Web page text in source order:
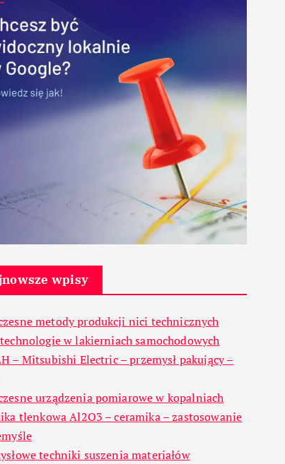
wpisy
metody produkcji nici technicznych
w lakierniach samochodowych
– Mitsubishi Electric – przemysł pakujący –
urządzenia pomiarowe w kopalniach
tlenkowa Al2O3 – ceramika – zastosowanie
techniki suszenia materiałów